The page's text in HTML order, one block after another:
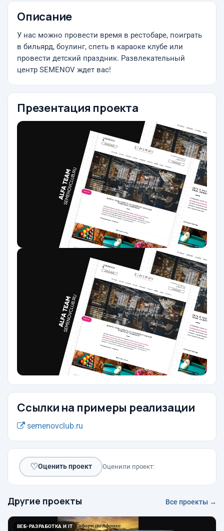
Описание
У нас можно провести время в рестобаре, поиграть
в бильярд, боулинг, спеть в караоке клубе или
провести детский праздник. Развлекательный
центр SEMENOV ждет вас!
Презентация проекта
Ссылки на примеры реализации
semenovclub.ru
♡Оценить проект Оценили проект:
Другие проекты Все проекты →
ВЕБ-РАЗРАБОТКА И IT